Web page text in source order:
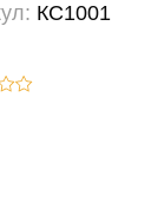
КС1001